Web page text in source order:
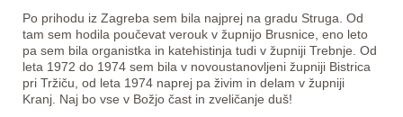
Po prihodu iz Zagreba sem bila najprej na gradu Struga. Od
tam sem hodila poučevat verouk v župnijo Brusnice, eno leto
pa sem bila organistka in katehistinja tudi v župniji Trebnje. Od
leta 1972 do 1974 sem bila v novoustanovljeni župniji Bistrica
pri Tržiču, od leta 1974 naprej pa živim in delam v župniji
Kranj. Naj bo vse v Božjo čast in zveličanje duš!